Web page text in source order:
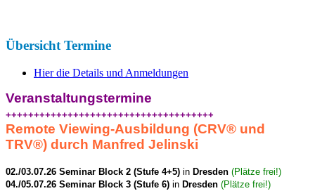
Übersicht Termine
Hier die Details und Anmeldungen
Veranstaltungstermine
+++++++++++++++++++++++++++++++++++++
Remote Viewing-Ausbildung (CRV® und
TRV®) durch Manfred Jelinski
02./03.07.26 Seminar Block 2 (Stufe 4+5) in Dresden (Plätze frei!)
04./05.07.26 Seminar Block 3 (Stufe 6) in Dresden (Plätze frei!)